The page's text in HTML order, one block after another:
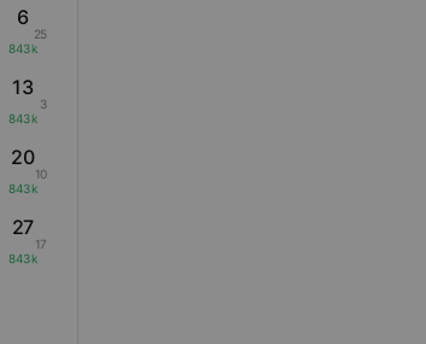
6
25
843k
13
3
843k
20
10
843k
27
17
843k